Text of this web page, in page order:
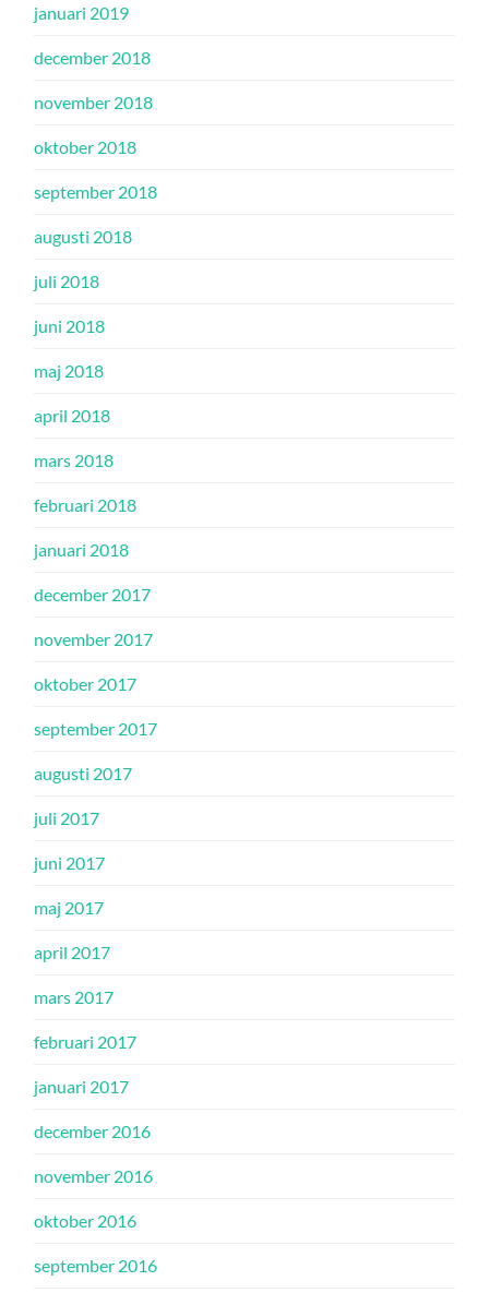
januari 2019
december 2018
november 2018
oktober 2018
september 2018
augusti 2018
juli 2018
juni 2018
maj 2018
april 2018
mars 2018
februari 2018
januari 2018
december 2017
november 2017
oktober 2017
september 2017
augusti 2017
juli 2017
juni 2017
maj 2017
april 2017
mars 2017
februari 2017
januari 2017
december 2016
november 2016
oktober 2016
september 2016